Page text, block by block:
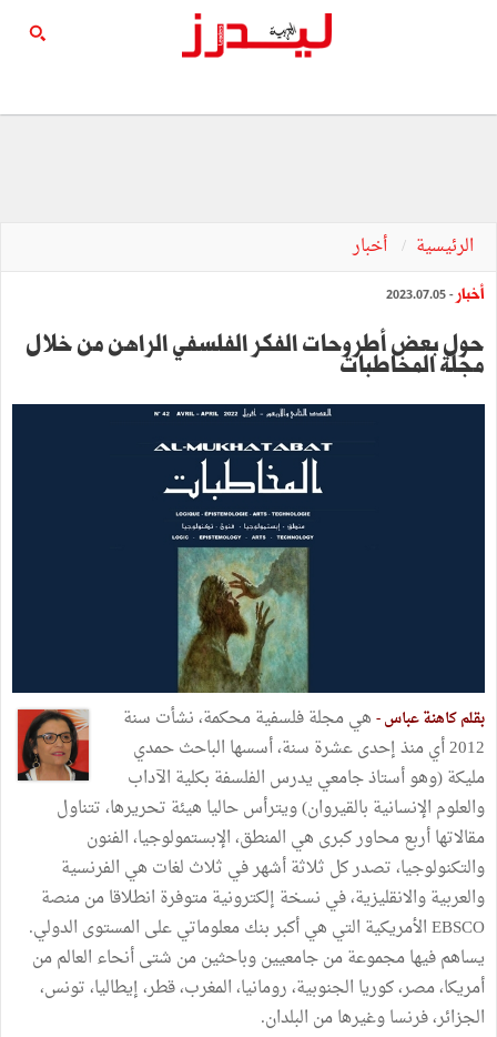
الرئيسية أخبار
أخبار - 2023.07.05
حول بعض أطروحات الفكر الفلسفي الراهن من خلال
مجلة المخاطبات
بقلم كاهنة عباس - هي مجلة فلسفية محكمة، نشأت سنة
2012 أي منذ إحدى عشرة سنة، أسسها الباحث حمدي
مليكة (وهو أستاذ جامعي يدرس الفلسفة بكلية الآداب
والعلوم الإنسانية بالقيروان) ويترأس حاليا هيئة تحريرها، تتناول
مقالاتها أربع محاور كبرى هي المنطق، الإبستمولوجيا، الفنون
والتكنولوجيا، تصدر كل ثلاثة أشهر في ثلاث لغات هي الفرنسية
والعربية والانقليزية، في نسخة إلكترونية متوفرة انطلاقا من منصة
EBSCO الأمريكية التي هي أكبر بنك معلوماتي على المستوى الدولي.
يساهم فيها مجموعة من جامعيين وباحثين من شتى أنحاء العالم من
أمريكا، مصر، كوريا الجنوبية، رومانيا، المغرب، قطر، إيطاليا، تونس،
الجزائر، فرنسا وغيرها من البلدان.